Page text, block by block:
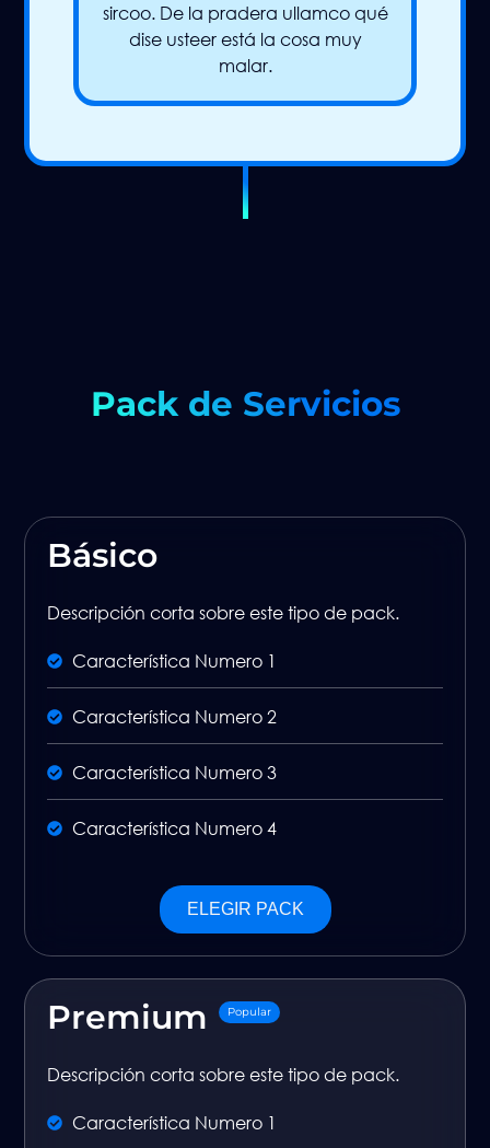
sircoo. De la pradera ullamco qué
dise usteer está la cosa muy
malar.
Pack de Servicios
Básico
Descripción corta sobre este tipo de pack.
Característica Numero 1
Característica Numero 2
Característica Numero 3
Característica Numero 4
ELEGIR PACK
Premium Popular
Descripción corta sobre este tipo de pack.
Característica Numero 1